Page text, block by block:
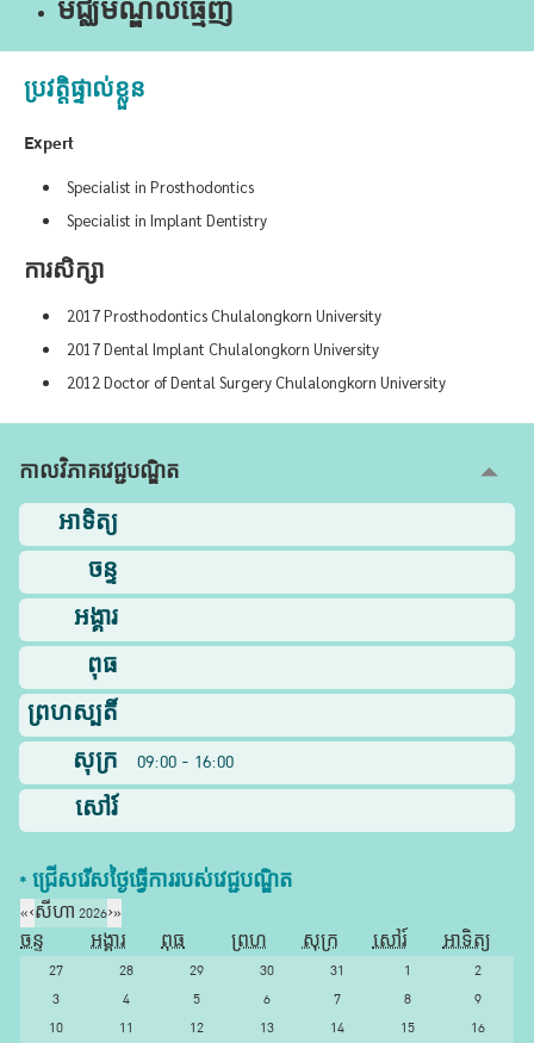
មជ្ឈមណ្ឌលធ្មេញ
ប្រវត្តិផ្ទាល់ខ្លួន
Expert
Specialist in Prosthodontics
Specialist in Implant Dentistry
ការសិក្សា
2017 Prosthodontics Chulalongkorn University
2017 Dental Implant Chulalongkorn University
2012 Doctor of Dental Surgery Chulalongkorn University
កាលវិភាគវេជ្ជបណ្ឌិត
អាទិត្យ
ចន្ទ
អង្គារ
ពុធ
ព្រហស្បតិ៍
សុក្រ
09:00 - 16:00
សៅរ៍
* ជ្រើសរើស​ថ្ងៃ​ធ្វើការ​របស់​វេជ្ជបណ្ឌិត​
«‹សីហា 2026›»
ចន្ទ
អង្គារ ពុធ ព្រហ សុក្រ សៅរ៍
អាទិត្យ
27
28 29 30 31 1
2
3
4 5 6 7 8
9
10
11 12 13 14 15
16